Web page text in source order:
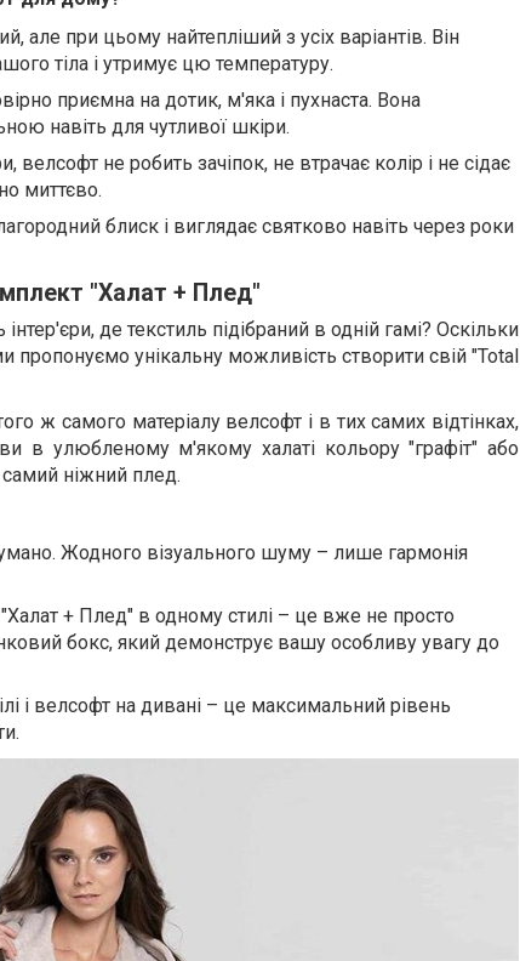
але при цьому найтепліший з усіх варіантів. Він
тіла і утримує цю температуру.
приємна на дотик, м'яка і пухнаста. Вона
навіть для чутливої шкіри.
велсофт не робить зачіпок, не втрачає колір і не сідає
миттєво.
блиск і виглядає святково навіть через роки
"Халат + Плед"
де текстиль підібраний в одній гамі? Оскільки
унікальну можливість створити свій "Total
ж самого матеріалу велсофт і в тих самих відтінках,
в улюбленому м'якому халаті кольору "графіт" або
самий ніжний плед.
Жодного візуального шуму – лише гармонія
+ Плед" в одному стилі – це вже не просто
бокс, який демонструє вашу особливу увагу до
і велсофт на дивані – це максимальний рівень